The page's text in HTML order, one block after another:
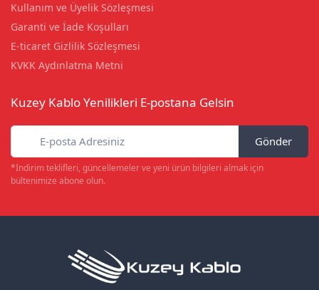
Kullanım ve Üyelik Sözleşmesi
Garanti ve İade Koşulları
E-ticaret Gizlilik Sözleşmesi
KVKK Aydınlatma Metni
Kuzey Kablo Yenilikleri E-postana Gelsin
Gönder
*İndirim teklifleri, güncellemeler ve yeni ürün bilgileri almak için
bültenimize abone olun.